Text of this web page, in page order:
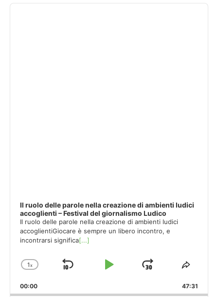
Audio
Il ruolo delle parole nella creazione di ambienti ludici
accoglienti – Festival del giornalismo Ludico
Il ruolo delle parole nella creazione di ambienti ludici
accoglientiGiocare è sempre un libero incontro, e
incontrarsi significa[...]
Change
Rate
1x
Skip
Play
Jump
Forward
Share
00:00 47:31